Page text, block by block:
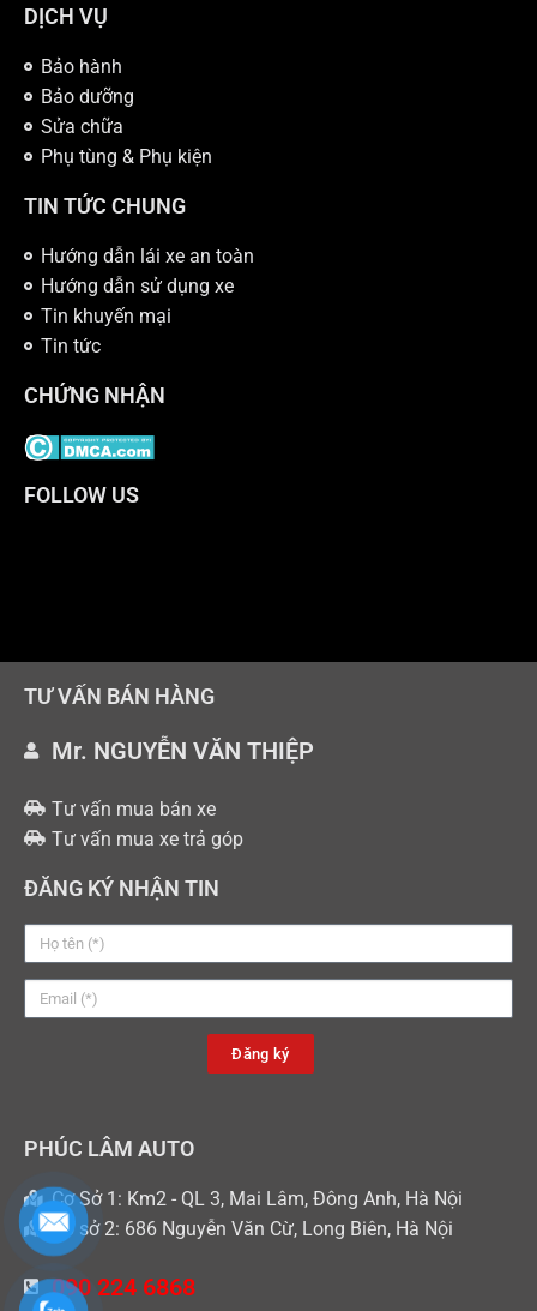
DỊCH VỤ
Bảo hành
Bảo dưỡng
Sửa chữa
Phụ tùng & Phụ kiện
TIN TỨC CHUNG
Hướng dẫn lái xe an toàn
Hướng dẫn sử dụng xe
Tin khuyến mại
Tin tức
CHỨNG NHẬN
FOLLOW US
TƯ VẤN BÁN HÀNG
Mr. NGUYỄN VĂN THIỆP
Tư vấn mua bán xe
Tư vấn mua xe trả góp
ĐĂNG KÝ NHẬN TIN
Đăng ký
PHÚC LÂM AUTO
Cơ Sở 1: Km2 - QL 3, Mai Lâm, Đông Anh, Hà Nội
Cơ sở 2: 686 Nguyễn Văn Cừ, Long Biên, Hà Nội
090 224 6868